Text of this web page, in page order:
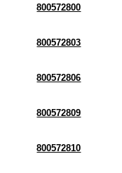
800572800
800572803
800572806
800572809
800572810